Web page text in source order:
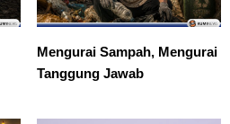
Mengurai Sampah, Mengurai
Tanggung Jawab